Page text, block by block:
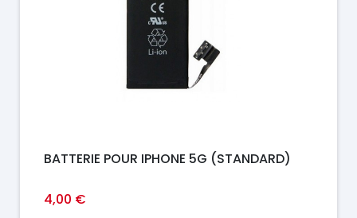
BATTERIE POUR IPHONE 5G (STANDARD)
4,00 €